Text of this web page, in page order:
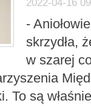
2022-04-16
-
skrzydła,
w szarej
To są